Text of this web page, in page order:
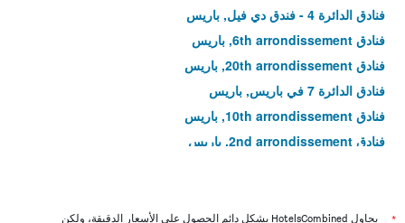
فنادق الدائرة 4 - فندق دي فيل, باريس
فنادق 6th arrondissement, باريس
فنادق 20th arrondissement, باريس
فنادق الدائرة 7 في باريس, باريس
فنادق 10th arrondissement, باريس
فنادق 2nd arrondissement, باريس
فنادق 11th arrondissement, باريس
يحاول HotelsCombined بشكل دائم الحصول على الأسعار الدقيقة، ولكن